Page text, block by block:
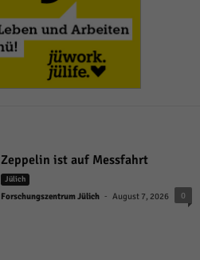
Zeppelin ist auf Messfahrt
Jülich
Forschungszentrum Jülich - August 7, 2026 0